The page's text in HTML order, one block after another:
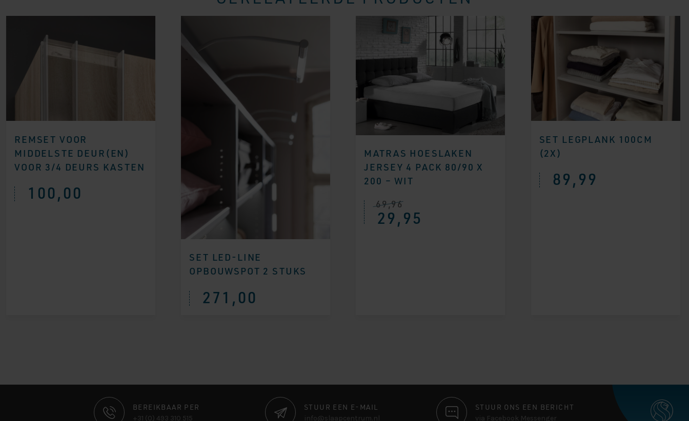
REMSET VOOR
MIDDELSTE DEUR(EN)
VOOR 3/4 DEURS KASTEN
100,00
SET LED-LINE
OPBOUWSPOT 2 STUKS
271,00
MATRAS HOESLAKEN
JERSEY 4 PACK 80/90 X
200 – WIT
69,96
Oorspronkelijke
prijs
was:
29,95
Huidige
prijs
is:
SET LEGPLANK 100CM
(2X)
89,99
BEREIKBAAR PER
+31 (0) 493 310 515
STUUR EEN E-MAIL
info@slaapcentrum.nl
STUUR ONS EEN BERICHT
via Facebook Messenger